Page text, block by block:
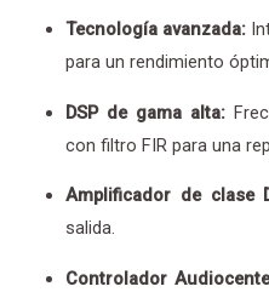
Tecnología avanzada:
para un rendimiento
DSP de gama alta:
con filtro FIR para una
Amplificador de clase
salida.
Controlador